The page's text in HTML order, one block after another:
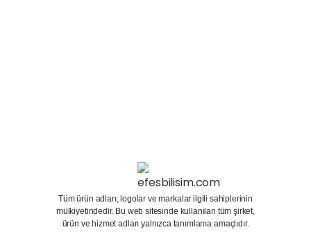
Tüm ürün adları, logolar ve markalar ilgili sahiplerinin
mülkiyetindedir. Bu web sitesinde kullanılan tüm şirket,
ürün ve hizmet adları yalnızca tanımlama amaçlıdır.